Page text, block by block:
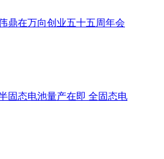
在万向创业五十五周年会
固态电池量产在即 全固态电